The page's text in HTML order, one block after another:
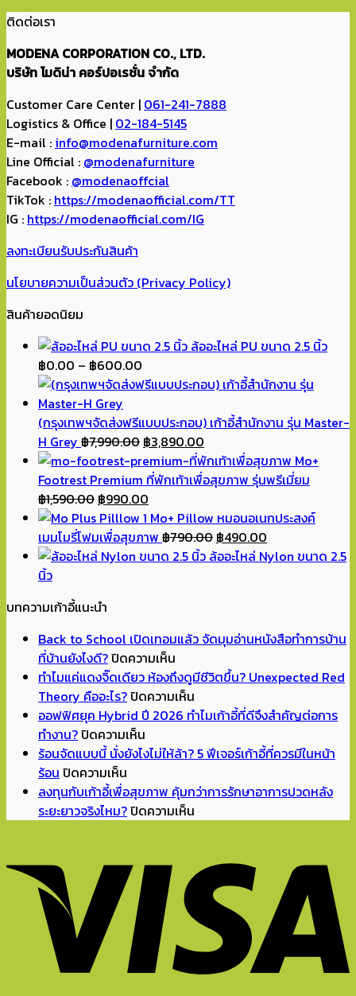
ติดต่อเรา
MODENA CORPORATION CO., LTD.
บริษัท โมดิน่า คอร์ปอเรชั่น จำกัด
Customer Care Center | 061-241-7888
Logistics & Office | 02-184-5145
E-mail : info@modenafurniture.com
Line Official : @modenafurniture
Facebook : @modenaoffcial
TikTok : https://modenaofficial.com/TT
IG : https://modenaofficial.com/IG
ลงทะเบียนรับประกันสินค้า
นโยบายความเป็นส่วนตัว (Privacy Policy)
สินค้ายอดนิยม
ล้ออะไหล่ PU ขนาด 2.5 นิ้ว
฿0.00 – ฿600.00
range:
through
฿600.00
(กรุงเทพฯจัดส่งฟรีแบบประกอบ) เก้าอี้สำนักงาน รุ่น Master-
H Grey ฿7,990.00 Original
price
was:
฿7,990.00.
฿3,890.00
price
is:
Mo+
Footrest Premium ที่พักเท้าเพื่อสุขภาพ รุ่นพรีเมี่ยม
฿1,590.00 Original
price
was:
฿1,590.00.
฿990.00
price
is:
฿990.00.
Mo+ Pillow หมอนอเนกประสงค์
เมมโมรี่โฟมเพื่อสุขภาพ ฿790.00 Original
price
฿490.00
price
ล้ออะไหล่ Nylon ขนาด 2.5
นิ้ว
บทความเก้าอี้แนะนำ
Back to School เปิดเทอมแล้ว จัดมุมอ่านหนังสือทำการบ้าน
ที่บ้านยังไงดี?ปิดความเห็น
Back
to
School
เทอม
จัด
มุม
ทำการ
บ้าน
บ้าน
ยัง
ทำไมแค่แดงจิ๊ดเดียว ห้องถึงดูมีชีวิตขึ้น? Unexpected Red
Theory คืออะไร?ปิดความเห็น
ทำไม
แดง
เดียว
มี
ชีวิต
ขึ้น?
Unexpected
Theory
ออฟฟิศยุค Hybrid ปี 2026 ทำไมเก้าอี้ที่ดีจึงสำคัญต่อการ
ทำงาน?ปิดความเห็น
ออฟฟิศ
Hybrid
ปี
เก้าอี้
สำคัญ
ต่อ
ร้อนจัดแบบนี้ นั่งยังไงไม่ให้ล้า? 5 ฟีเจอร์เก้าอี้ที่ควรมีในหน้า
ร้อน ปิดความเห็น
ร้อน
จัด
นั่ง
ยัง
ไง
ไม่
ให้
ล้า?
ลงทุนกับเก้าอี้เพื่อสุขภาพ คุ้มกว่าการรักษาอาการปวดหลัง
ระยะยาวจริงไหม?ปิดความเห็น
เก้าอี้
เพื่อ
สุขภาพ
คุ้ม